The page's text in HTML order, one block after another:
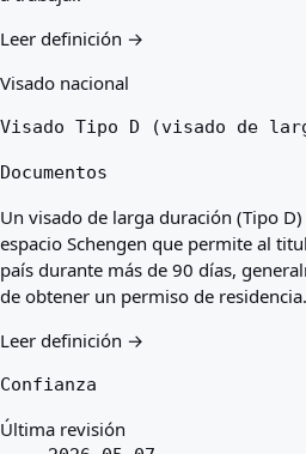
Leer definición →
Visado nacional
Visado Tipo D (visado de
Documentos
Un visado de larga duración (Tipo
espacio Schengen que permite al
país durante más de 90 días,
de obtener un permiso de residencia.
Leer definición →
Confianza
Última revisión